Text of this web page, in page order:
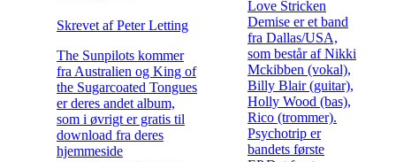
Skrevet af Peter Letting
The Sunpilots kommer
fra Australien og King of
the Sugarcoated Tongues
er deres andet album,
som i øvrigt er gratis til
download fra deres
hjemmeside
Love Stricken
Demise er et band
fra Dallas/USA,
som består af Nikki
Mckibben (vokal),
Billy Blair (guitar),
Holly Wood (bas),
Rico (trommer).
Psychotrip er
bandets første